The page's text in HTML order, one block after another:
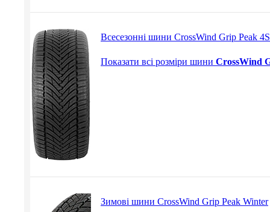
Всесезонні шини CrossWind Grip Peak 4S
Показати всі розміри шини CrossWind
Зимові шини CrossWind Grip Peak Winter